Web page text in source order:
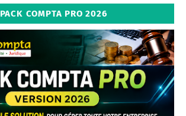
PACK COMPTA PRO 2026